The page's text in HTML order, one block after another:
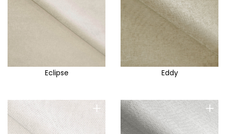
Eclipse Eddy
+ +